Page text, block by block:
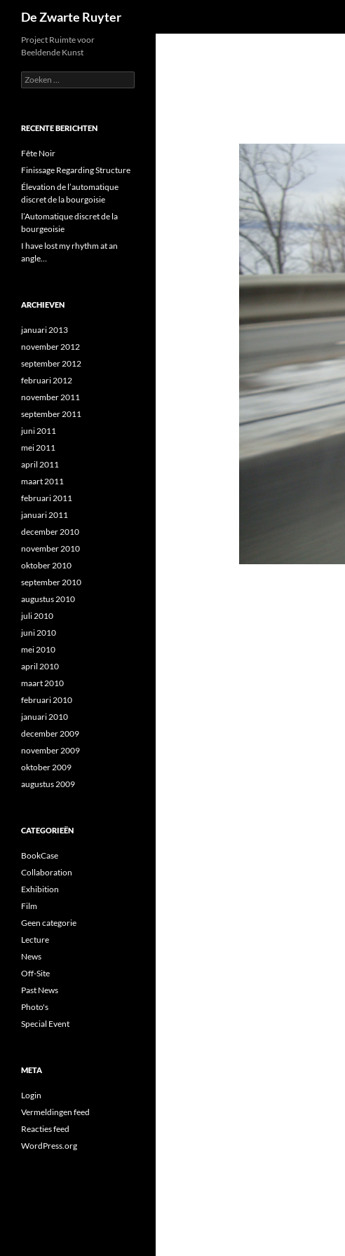
inhoud
De Zwarte Ruyter
Project Ruimte voor
Beeldende Kunst
Zoeken
naar:
RECENTE BERICHTEN
Fête Noir
Finissage Regarding Structure
Élevation de l’automatique
discret de la bourgoisie
l’Automatique discret de la
bourgeoisie
I have lost my rhythm at an
angle…
ARCHIEVEN
januari 2013
november 2012
september 2012
februari 2012
november 2011
september 2011
juni 2011
mei 2011
april 2011
maart 2011
februari 2011
januari 2011
december 2010
november 2010
oktober 2010
september 2010
augustus 2010
juli 2010
juni 2010
mei 2010
april 2010
maart 2010
februari 2010
januari 2010
december 2009
november 2009
oktober 2009
augustus 2009
CATEGORIEËN
BookCase
Collaboration
Exhibition
Film
Geen categorie
Lecture
News
Off-Site
Past News
Photo's
Special Event
META
Login
Vermeldingen feed
Reacties feed
WordPress.org